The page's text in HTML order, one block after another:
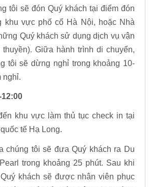
tôi sẽ đón Quý khách tại điểm đón
khu vực phố cổ Hà Nội, hoặc Nhà
Quý khách sử dụng dịch vụ vận
Giữa hành trình di chuyển,
tôi sẽ dừng nghỉ trong khoảng 10-
nghỉ.
khu vực làm thủ tục check in tại
tế Hạ Long.
chúng tôi sẽ đưa Quý khách ra Du
trong khoảng 25 phút. Sau khi
khách sẽ được nhân viên phục